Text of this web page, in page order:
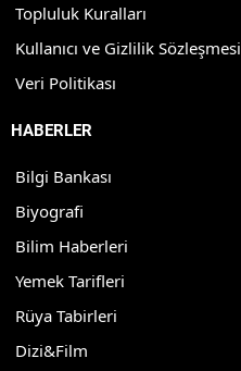
Topluluk Kuralları
Kullanıcı ve Gizlilik Sözleşmesi
Veri Politikası
HABERLER
Bilgi Bankası
Biyografi
Bilim Haberleri
Yemek Tarifleri
Rüya Tabirleri
Dizi&Film